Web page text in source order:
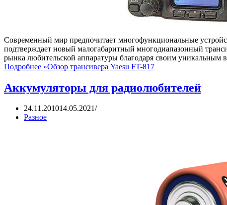
Современный мир предпочитает многофункциональные
подтверждает новый малогабаритный многодиапазонный
рынка любительской аппаратуры благодаря своим уникальным
Подробнее »Обзор трансивера Yaesu FT-817
Аккумуляторы для радиолюбителей
24.11.201014.05.2021
Разное